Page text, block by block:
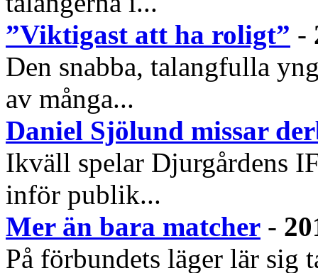
”Viktigast att ha roligt” -
Den snabba, talangfulla
av många...
Daniel Sjölund missar
Ikväll spelar Djurgårdens
inför publik...
Mer än bara matcher -
På förbundets läger lär sig